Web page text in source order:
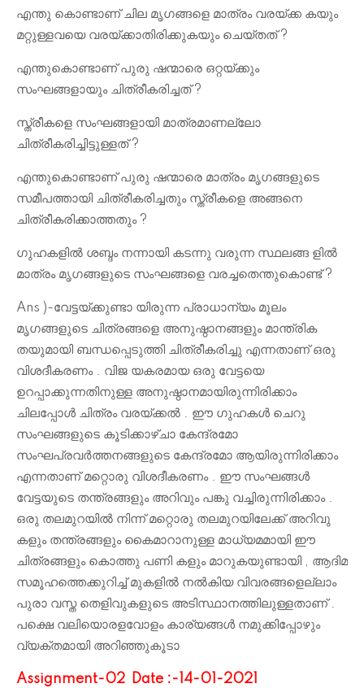
എന്തു കൊണ്ടാണ് ചില മൃഗങ്ങളെ മാത്രം വരയ്ക്ക കയും
മറ്റുള്ളവയെ വരയ്ക്കാതിരിക്കുകയും ചെയ്തത് ?
എന്തുകൊണ്ടാണ് പുരു ഷന്മാരെ ഒറ്റയ്ക്കും
സംഘങ്ങളായും ചിത്രീകരിച്ചത് ?
സ്ത്രീകളെ സംഘങ്ങളായി മാത്രമാണല്ലോ
ചിത്രീകരിച്ചിട്ടുള്ളത് ?
എന്തുകൊണ്ടാണ് പുരു ഷന്മാരെ മാത്രം മൃഗങ്ങളുടെ
സമീപത്തായി ചിത്രീകരിച്ചതും സ്ത്രീകളെ അങ്ങനെ
ചിത്രീകരിക്കാത്തതും ?
ഗുഹകളിൽ ശബ്ദം നന്നായി കടന്നു വരുന്ന സ്ഥലങ്ങ ളിൽ
മാത്രം മൃഗങ്ങളുടെ സംഘങ്ങളെ വരച്ചതെന്തുകൊണ്ട് ?
Ans )-വേട്ടയ്ക്കുണ്ടാ യിരുന്ന പ്രാധാന്യം മൂലം
മൃഗങ്ങളുടെ ചിത്രങ്ങളെ അനുഷ്ഠാനങ്ങളും മാന്ത്രിക
തയുമായി ബന്ധപ്പെടുത്തി ചിത്രീകരിച്ചു എന്നതാണ് ഒരു
വിശദീകരണം . വിജ യകരമായ ഒരു വേട്ടയെ
ഉറപ്പാക്കുന്നതിനുള്ള അനുഷ്ഠാനമായിരുന്നിരിക്കാം
ചിലപ്പോൾ ചിത്രം വരയ്ക്കൽ . ഈ ഗുഹകൾ ചെറു
സംഘങ്ങളുടെ കൂടിക്കാഴ്ചാ കേന്ദ്രമോ
സംഘപ്രവർത്തനങ്ങളുടെ കേന്ദ്രമോ ആയിരുന്നിരിക്കാം
എന്നതാണ് മറ്റൊരു വിശദീകരണം . ഈ സംഘങ്ങൾ
വേട്ടയുടെ തന്ത്രങ്ങളും അറിവും പങ്കു വച്ചിരുന്നിരിക്കാം .
ഒരു തലമുറയിൽ നിന്ന് മറ്റൊരു തലമുറയിലേക്ക് അറിവു
കളും തന്ത്രങ്ങളും കൈമാറാനുള്ള മാധ്യമമായി ഈ
ചിത്രങ്ങളും കൊത്തു പണി കളും മാറുകയുണ്ടായി , ആദിമ
സമൂഹത്തെക്കുറിച്ച് മുകളിൽ നൽകിയ വിവരങ്ങളെല്ലാം
പുരാ വസ്ത തെളിവുകളുടെ അടിസ്ഥാനത്തിലുള്ളതാണ് .
പക്ഷെ വലിയൊരളവോളം കാര്യങ്ങൾ നമുക്കിപ്പോഴും
വ്യക്തമായി അറിഞ്ഞുകൂടാ
Assignment-02 Date :-14-01-2021